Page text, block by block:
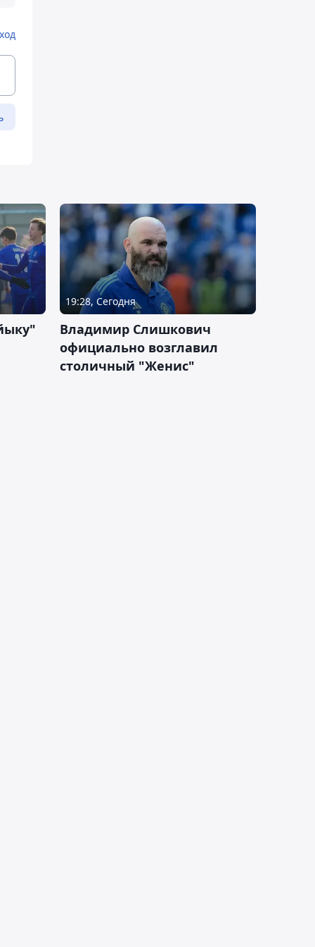
19:28, Сегодня
Владимир Слишкович
официально возглавил
столичный "Женис"